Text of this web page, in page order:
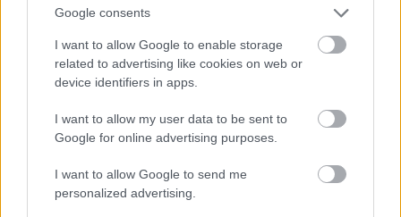
Google consents
I want to allow Google to enable storage
related to advertising like cookies on web or
device identifiers in apps.
I want to allow my user data to be sent to
Google for online advertising purposes.
I want to allow Google to send me
personalized advertising.
mondanám, hogy erre úgy gondol a sorozat, ahol
egyetlen érdekes történetet sem tudna elmondani,
mert minden hiányzik onnan, amire a történetet meg
a csavarokat építik. Leszámítva a lakókat, persze.
Viszont nagy hiba lenne, ha Teddy és Akecheta
távozna ezzel a sorozatból. Utóbbinak, azt hiszem, ez
volt a búcsú, de előbbit szerintem a Ms. Hale
testében lévő Dolores vitte a táskájában, és látjuk
még viszont. Mindenesetre Teddyvel kapcsolatban